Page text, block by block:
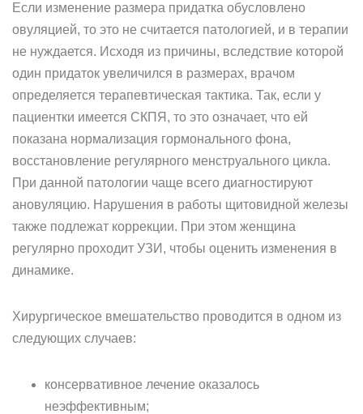
Если изменение размера придатка обусловлено
овуляцией, то это не считается патологией, и в терапии
не нуждается. Исходя из причины, вследствие которой
один придаток увеличился в размерах, врачом
определяется терапевтическая тактика. Так, если у
пациентки имеется СКПЯ, то это означает, что ей
показана нормализация гормонального фона,
восстановление регулярного менструального цикла.
При данной патологии чаще всего диагностируют
ановуляцию. Нарушения в работы щитовидной железы
также подлежат коррекции. При этом женщина
регулярно проходит УЗИ, чтобы оценить изменения в
динамике.
Хирургическое вмешательство проводится в одном из
следующих случаев:
консервативное лечение оказалось
неэффективным;